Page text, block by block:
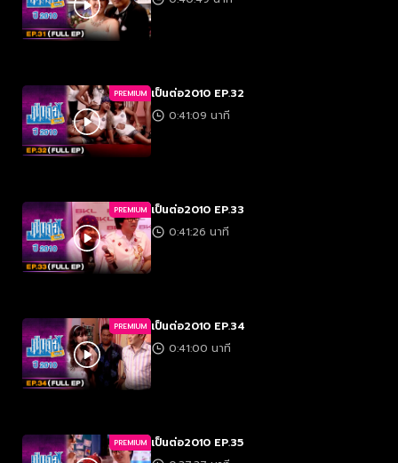
PREMIUM เป็นต่อ2010 EP.32
0:41:09 นาที
PREMIUM เป็นต่อ2010 EP.33
0:41:26 นาที
PREMIUM เป็นต่อ2010 EP.34
0:41:00 นาที
PREMIUM เป็นต่อ2010 EP.35